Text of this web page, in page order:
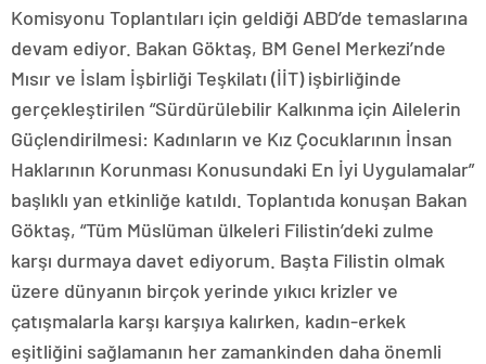
Komisyonu Toplantıları için geldiği ABD’de temaslarına
devam ediyor. Bakan Göktaş, BM Genel Merkezi’nde
Mısır ve İslam İşbirliği Teşkilatı (İİT) işbirliğinde
gerçekleştirilen “Sürdürülebilir Kalkınma için Ailelerin
Güçlendirilmesi: Kadınların ve Kız Çocuklarının İnsan
Haklarının Korunması Konusundaki En İyi Uygulamalar”
başlıklı yan etkinliğe katıldı. Toplantıda konuşan Bakan
Göktaş, “Tüm Müslüman ülkeleri Filistin’deki zulme
karşı durmaya davet ediyorum. Başta Filistin olmak
üzere dünyanın birçok yerinde yıkıcı krizler ve
çatışmalarla karşı karşıya kalırken, kadın-erkek
eşitliğini sağlamanın her zamankinden daha önemli